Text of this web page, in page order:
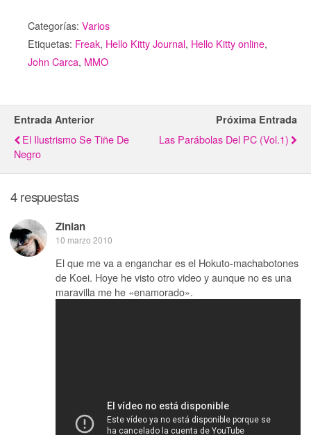
Categorías: Varios
Etiquetas: Freak, Hello Kitty Journal, Hello Kitty online,
John Carca, MMO
Entrada Anterior
El Ilustrismo Se Tiñe De
Negro
Próxima Entrada
Las Parábolas Del PC (Vol.1)
4 respuestas
Zinian
10 marzo 2010
El que me va a enganchar es el Hokuto-machabotones
de Koei. Hoye he visto otro video y aunque no es una
maravilla me he «enamorado».